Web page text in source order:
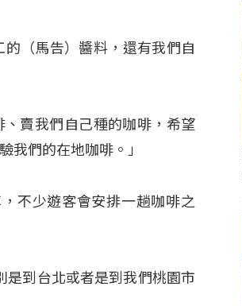
（馬告）醬料，還有我們自
賣我們自己種的咖啡，希望
我們的在地咖啡。」
不少遊客會安排一趟咖啡之
是到台北或者是到我們桃園市